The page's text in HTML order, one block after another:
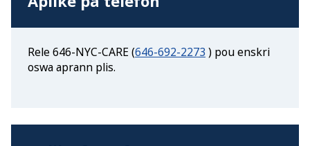
Rele 646-NYC-CARE (646-692-2273 ) pou enskri
oswa aprann plis.